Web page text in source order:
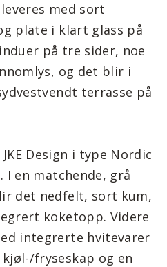
med sort
plate i klart glass på
på tre sider, noe
og det blir i
terrasse på
Design i type Nordic
I en matchende, grå
det nedfelt, sort kum,
koketopp. Videre
integrerte hvitevarer
fryseskap og en